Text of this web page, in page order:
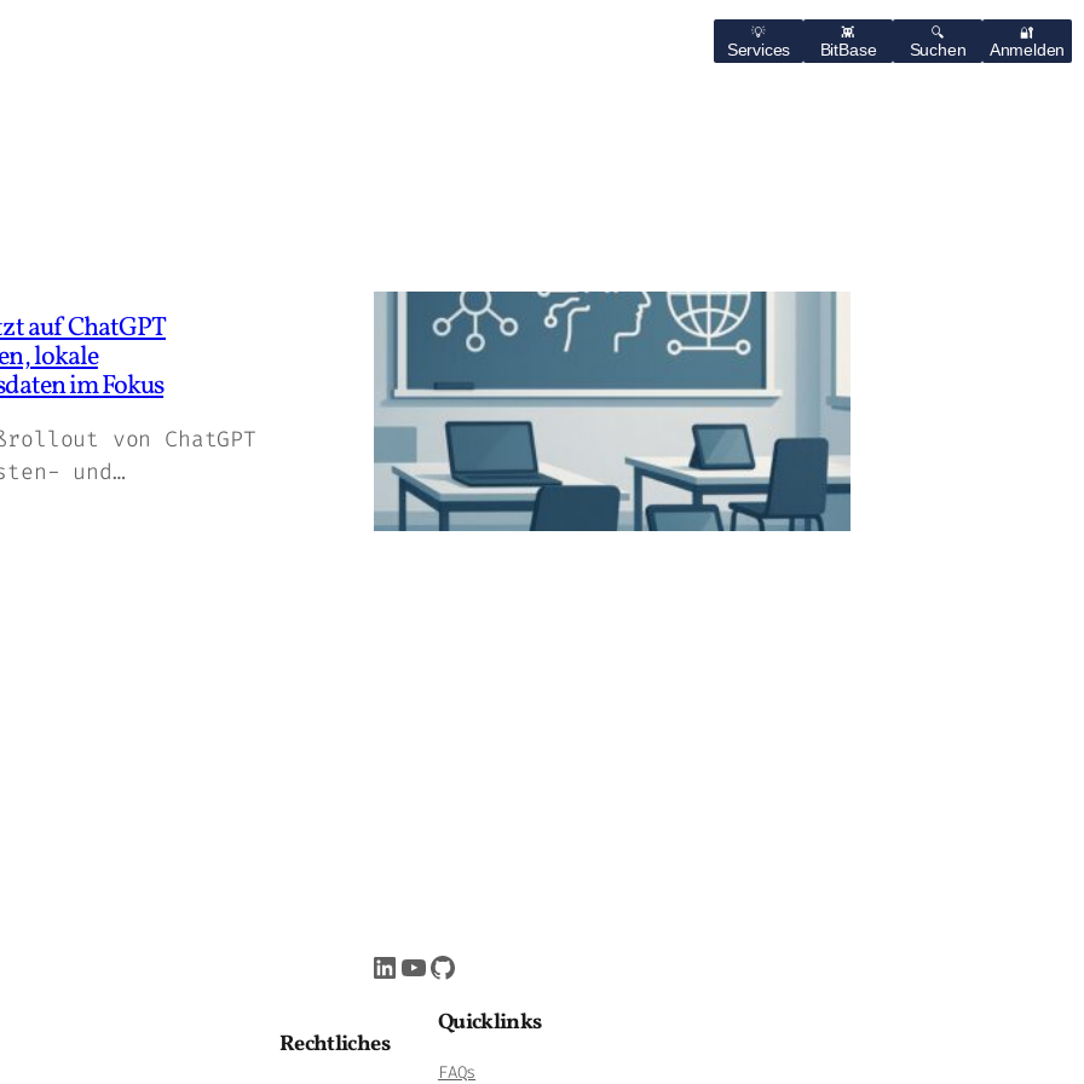
Services BitBase Suchen Anmelden
auf ChatGPT
lokale
im Fokus
von ChatGPT
und…
LinkedIn YouTube GitHub
Rechtliches
Quicklinks
FAQs